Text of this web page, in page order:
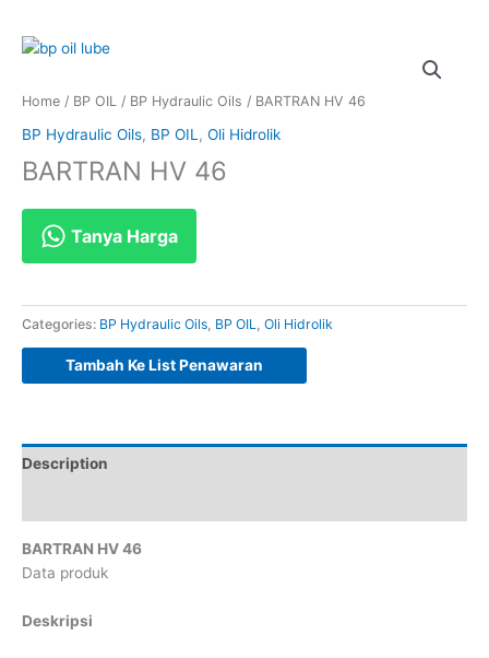
Home / BP OIL / BP Hydraulic Oils / BARTRAN HV 46
BP Hydraulic Oils, BP OIL , Oli Hidrolik
BARTRAN HV 46
Tanya Harga
Categories: BP Hydraulic Oils, BP OIL, Oli Hidrolik
Tambah Ke List Penawaran
Description
BARTRAN HV 46
Data produk
Deskripsi